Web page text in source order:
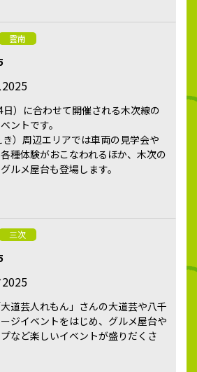
雲南
）に合わせて開催される木次線の
ントです。
）周辺エリアでは車両の見学会や
種体験がおこなわれるほか、木次の
ルメ屋台も登場します。
三次
道芸人れもん」さんの大道芸や八千
ジイベントをはじめ、グルメ屋台や
など楽しいイベントが盛りだくさ